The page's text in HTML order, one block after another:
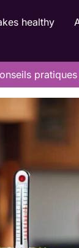
healthy
pratiques